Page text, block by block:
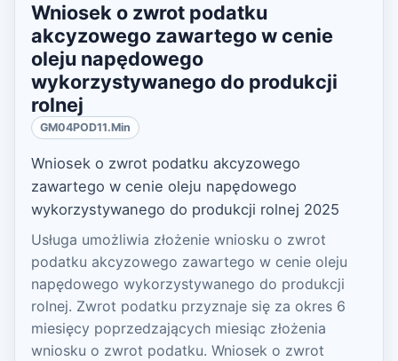
Wniosek o zwrot podatku
akcyzowego zawartego w cenie
oleju napędowego
wykorzystywanego do produkcji
rolnej
GM04POD11.Min
Wniosek o zwrot podatku akcyzowego
zawartego w cenie oleju napędowego
wykorzystywanego do produkcji rolnej 2025
Usługa umożliwia złożenie wniosku o zwrot
podatku akcyzowego zawartego w cenie oleju
napędowego wykorzystywanego do produkcji
rolnej. Zwrot podatku przyznaje się za okres 6
miesięcy poprzedzających miesiąc złożenia
wniosku o zwrot podatku. Wniosek o zwrot